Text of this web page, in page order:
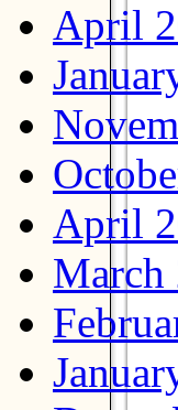
April
April
March